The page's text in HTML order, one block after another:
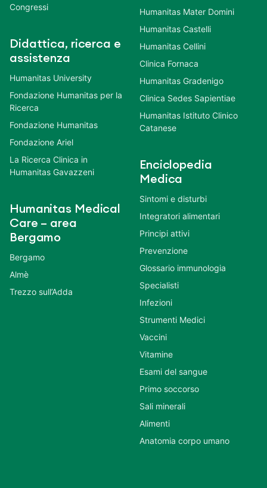
Congressi
Didattica, ricerca e
assistenza
Humanitas University
Fondazione Humanitas per la
Ricerca
Fondazione Humanitas
Fondazione Ariel
La Ricerca Clinica in
Humanitas Gavazzeni
Humanitas Medical
Care – area
Bergamo
Bergamo
Almè
Trezzo sull’Adda
Humanitas Mater Domini
Humanitas Castelli
Humanitas Cellini
Clinica Fornaca
Humanitas Gradenigo
Clinica Sedes Sapientiae
Humanitas Istituto Clinico
Catanese
Enciclopedia
Medica
Sintomi e disturbi
Integratori alimentari
Principi attivi
Prevenzione
Glossario immunologia
Specialisti
Infezioni
Strumenti Medici
Vaccini
Vitamine
Esami del sangue
Primo soccorso
Sali minerali
Alimenti
Anatomia corpo umano